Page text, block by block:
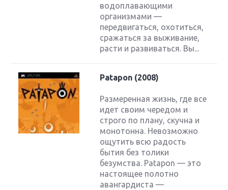
водоплавающими
организмами —
передвигаться, охотиться,
сражаться за выживание,
расти и развиваться. Вы...
Patapon (2008)
Размеренная жизнь, где все
идет своим чередом и
строго по плану, скучна и
монотонна. Невозможно
ощутить всю радость
бытия без толики
безумства. Patapon — это
настоящее полотно
авангардиста —